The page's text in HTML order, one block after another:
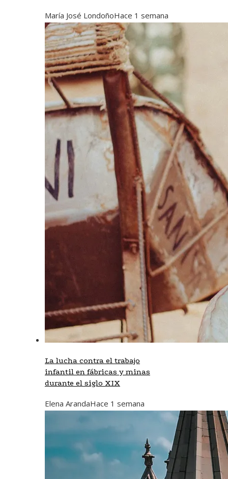
María José LondoñoHace 1 semana
La lucha contra el trabajo
infantil en fábricas y minas
durante el siglo XIX
Elena ArandaHace 1 semana